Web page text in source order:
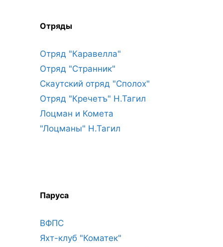
Отряды
Отряд "Каравелла"
Отряд "Странник"
Скаутский отряд "Сполох"
Отряд "Кречетъ" Н.Тагил
Лоцман и Комета
"Лоцманы" Н.Тагил
Паруса
ВФПС
Яхт-клуб "Коматек"